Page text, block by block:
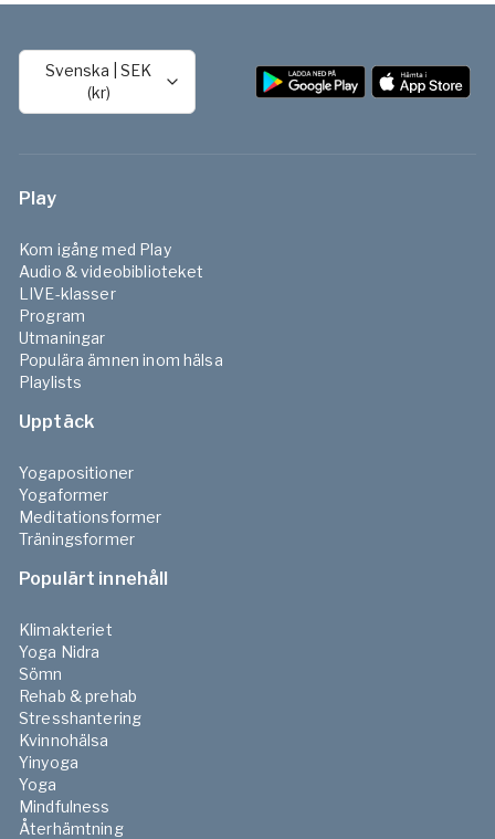
Svenska |SEK
(kr)
Play
Kom igång med Play
Audio & videobiblioteket
LIVE-klasser
Program
Utmaningar
Populära ämnen inom hälsa
Playlists
Upptäck
Yogapositioner
Yogaformer
Meditationsformer
Träningsformer
Populärt innehåll
Klimakteriet
Yoga Nidra
Sömn
Rehab & prehab
Stresshantering
Kvinnohälsa
Yinyoga
Yoga
Mindfulness
Återhämtning